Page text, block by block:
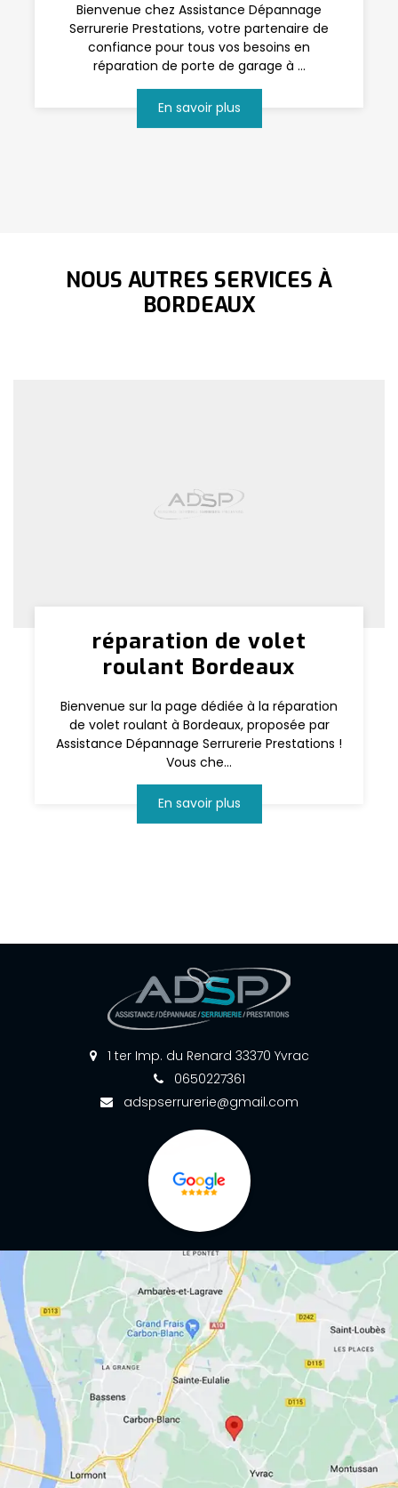
Bienvenue chez Assistance Dépannage
Serrurerie Prestations, votre partenaire de
confiance pour tous vos besoins en
réparation de porte de garage à ...
En savoir plus
NOUS AUTRES SERVICES À
BORDEAUX
réparation de volet
roulant Bordeaux
Bienvenue sur la page dédiée à la réparation
de volet roulant à Bordeaux, proposée par
Assistance Dépannage Serrurerie Prestations !
Vous che...
En savoir plus
1 ter Imp. du Renard 33370 Yvrac
0650227361
adspserrurerie@gmail.com